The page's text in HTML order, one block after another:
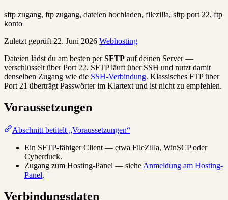
sftp zugang, ftp zugang, dateien hochladen, filezilla, sftp port 22, ftp
konto
Zuletzt geprüft 22. Juni 2026 Webhosting
Dateien lädst du am besten perSFTP auf deinen Server —
verschlüsselt über Port 22. SFTP läuft über SSH und nutzt damit
denselben Zugang wie die SSH-Verbindung. Klassisches FTP über
Port 21 überträgt Passwörter im Klartext und ist nicht zu empfehlen.
Voraussetzungen
Abschnitt betitelt „Voraussetzungen“
Ein SFTP-fähiger Client — etwa FileZilla, WinSCP oder
Cyberduck.
Zugang zum Hosting-Panel — siehe Anmeldung am Hosting-
Panel.
Verbindungsdaten